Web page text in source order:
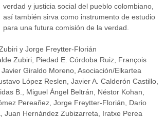
verdad y justicia social del pueblo colombiano,
así también sirva como instrumento de estudio
para una futura comisión de la verdad.
y Jorge Freytter-Florián
Zubiri, Piedad E. Córdoba Ruiz, François
Giraldo Moreno, Asociación/Elkartea
López Reslen, Javier A. Calderón Castillo,
B., Miguel Ángel Beltrán, Néstor Kohan,
Pereañez, Jorge Freytter-Florián, Dario
Juan Hernández Zubizarreta, Iratxe Perea